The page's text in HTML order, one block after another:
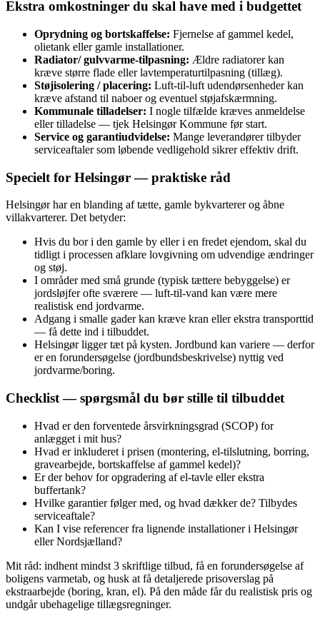
Ekstra omkostninger du skal have med i budgettet
Oprydning og bortskaffelse: Fjernelse af gammel kedel,
olietank eller gamle installationer.
Radiator/ gulvvarme‑tilpasning: Ældre radiatorer kan
kræve større flade eller lavtemperaturtilpasning (tillæg).
Støjisolering / placering: Luft‑til‑luft udendørsenheder kan
kræve afstand til naboer og eventuel støjafskærmning.
Kommunale tilladelser: I nogle tilfælde kræves anmeldelse
eller tilladelse — tjek Helsingør Kommune før start.
Service og garantiudvidelse: Mange leverandører tilbyder
serviceaftaler som løbende vedligehold sikrer effektiv drift.
Specielt for Helsingør — praktiske råd
Helsingør har en blanding af tætte, gamle bykvarterer og åbne
villakvarterer. Det betyder:
Hvis du bor i den gamle by eller i en fredet ejendom, skal du
tidligt i processen afklare lovgivning om udvendige ændringer
og støj.
I områder med små grunde (typisk tættere bebyggelse) er
jordsløjfer ofte sværere — luft‑til‑vand kan være mere
realistisk end jordvarme.
Adgang i smalle gader kan kræve kran eller ekstra transporttid
— få dette ind i tilbuddet.
Helsingør ligger tæt på kysten. Jordbund kan variere — derfor
er en forundersøgelse (jordbundsbeskrivelse) nyttig ved
jordvarme/boring.
Checklist — spørgsmål du bør stille til tilbuddet
Hvad er den forventede årsvirkningsgrad (SCOP) for
anlægget i mit hus?
Hvad er inkluderet i prisen (montering, el‑tilslutning, borring,
gravearbejde, bortskaffelse af gammel kedel)?
Er der behov for opgradering af el‑tavle eller ekstra
buffertank?
Hvilke garantier følger med, og hvad dækker de? Tilbydes
serviceaftale?
Kan I vise referencer fra lignende installationer i Helsingør
eller Nordsjælland?
Mit råd: indhent mindst 3 skriftlige tilbud, få en forundersøgelse af
boligens varmetab, og husk at få detaljerede prisoverslag på
ekstraarbejde (boring, kran, el). På den måde får du realistisk pris og
undgår ubehagelige tillægsregninger.